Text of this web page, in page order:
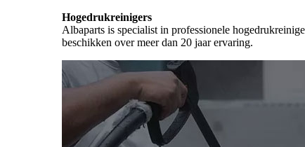
Hogedrukreinigers
Albaparts is specialist in professionele
beschikken over meer dan 20 jaar ervaring.